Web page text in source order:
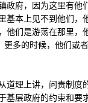
府，因为这里有
本上见不到他们
他们是游荡在那里
多的时候，他们或
理上讲，问责制度
层政府的约束和